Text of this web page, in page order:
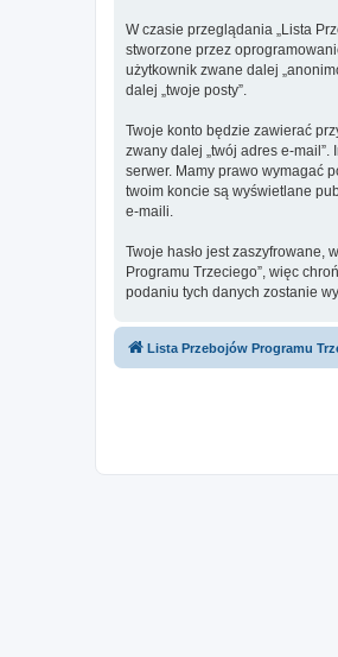
W czasie przeglądania „Lista
stworzone przez
użytkownik zwane dalej
dalej „twoje posty”.
Twoje konto będzie zawierać
zwany dalej „twój adres e-
serwer. Mamy prawo wymagać
twoim koncie są wyświetlane
e-maili.
Twoje hasło jest zaszyfrowane,
Programu Trzeciego”, więc
podaniu tych danych zostanie
Lista Przebojów Programu